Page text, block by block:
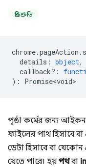
প্রতিশ্রুতি
chrome.pageAction .
details : object,
callback? :
) : Promise<void>
পৃষ্ঠা কর্মের জন্য
ফাইলের পাথ হিসাবে
ডেটা হিসাবে বা যেকোন
যেতে পারে। হয় পথবা